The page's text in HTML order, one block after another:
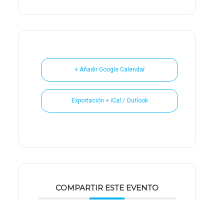
+ Añadir Google Calendar
Exportación + iCal / Outlook
COMPARTIR ESTE EVENTO